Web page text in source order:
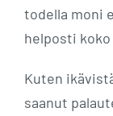
todella moni
helposti
Kuten
saanut